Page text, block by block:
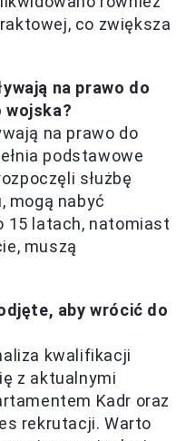
co zwiększa
na prawo do
wojska?
na prawo do
podstawowe
służbę
mogą nabyć
15 latach, natomiast
muszą
aby wrócić do
kwalifikacji
z aktualnymi
Kadr oraz
rekrutacji. Warto